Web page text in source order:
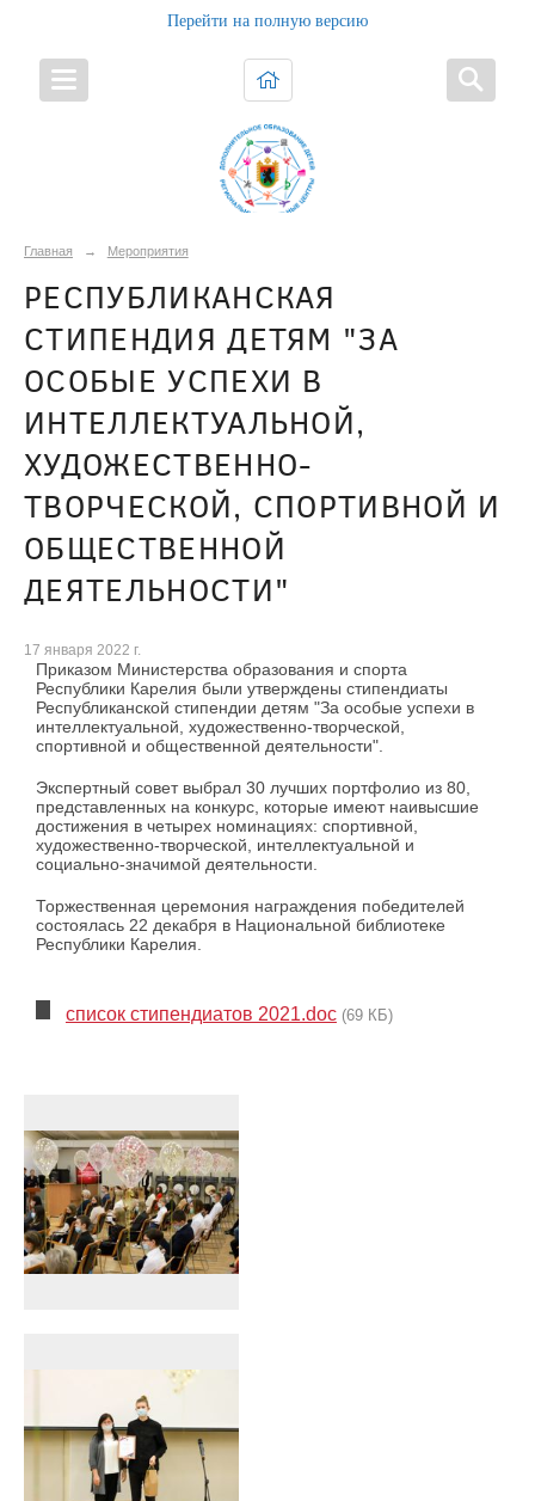
Перейти на полную версию
Главная → Мероприятия
РЕСПУБЛИКАНСКАЯ
СТИПЕНДИЯ ДЕТЯМ "ЗА
ОСОБЫЕ УСПЕХИ В
ИНТЕЛЛЕКТУАЛЬНОЙ,
ХУДОЖЕСТВЕННО-
ТВОРЧЕСКОЙ, СПОРТИВНОЙ И
ОБЩЕСТВЕННОЙ
ДЕЯТЕЛЬНОСТИ"
17 января 2022 г.
Приказом Министерства образования и спорта
Республики Карелия были утверждены стипендиаты
Республиканской стипендии детям "За особые успехи в
интеллектуальной, художественно-творческой,
спортивной и общественной деятельности".
Экспертный совет выбрал 30 лучших портфолио из 80,
представленных на конкурс, которые имеют наивысшие
достижения в четырех номинациях: спортивной,
художественно-творческой, интеллектуальной и
социально-значимой деятельности.
Торжественная церемония награждения победителей
состоялась 22 декабря в Национальной библиотеке
Республики Карелия.
список стипендиатов 2021.doc (69 КБ)